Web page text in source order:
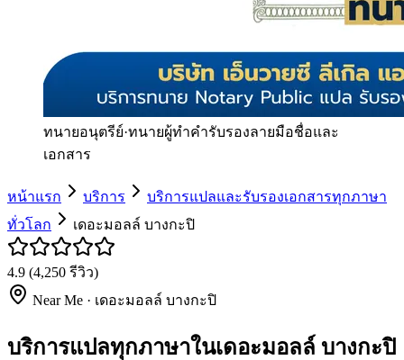
ทนายอนุตรีย์·ทนายผู้ทำคำรับรองลายมือชื่อและ
เอกสาร
หน้าแรก บริการ
บริการแปลและรับรองเอกสารทุกภาษา
ทั่วโลก
เดอะมอลล์ บางกะปิ
4.9 (4,250 รีวิว)
Near Me · เดอะมอลล์ บางกะปิ
บริการแปลทุกภาษาในเดอะมอลล์ บางกะปิ